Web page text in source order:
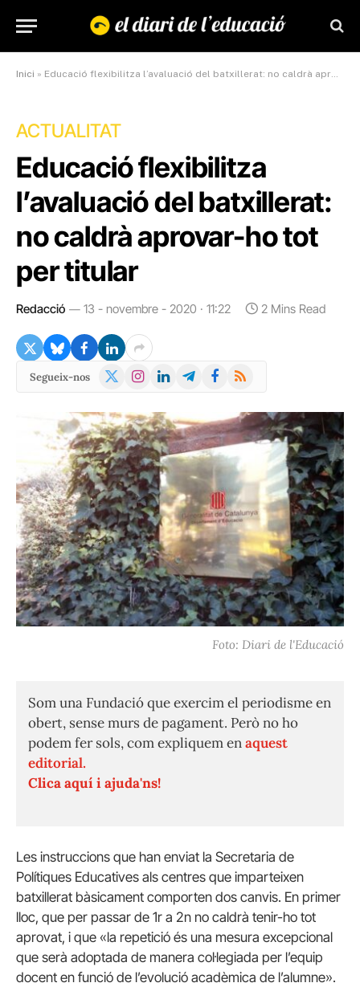
Inici » Educació flexibilitza l’avaluació del batxillerat: no caldrà aprovar-ho tot per titular
ACTUALITAT
Educació flexibilitza
l’avaluació del batxillerat:
no caldrà aprovar-ho tot
per titular
Redacció 13 - novembre - 2020 · 11:22 2 Mins Read
Segueix-nos
X
Instagram
LinkedInTelegramFacebook
RSS
Foto: Diari de l'Educació
Som una Fundació que exercim el periodisme en
obert, sense murs de pagament. Però no ho
podem fer sols, com expliquem enaquest
editorial.
Clica aquí i ajuda'ns!
Les instruccions que han enviat la Secretaria de
Polítiques Educatives als centres que imparteixen
batxillerat bàsicament comporten dos canvis. En primer
lloc, que per passar de 1r a 2n no caldrà tenir-ho tot
aprovat, i que «la repetició és una mesura excepcional
que serà adoptada de manera col·legiada per l’equip
docent en funció de l’evolució acadèmica de l’alumne».